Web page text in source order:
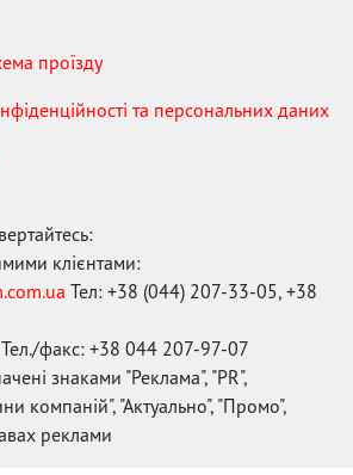
проїзду
та персональних даних
клієнтами:
Тел: +38 (044) 207-33-05, +38
Тел./факс: +38 044 207-97-07
знаками "Реклама", "PR",
компаній", "Актуально", "Промо",
реклами